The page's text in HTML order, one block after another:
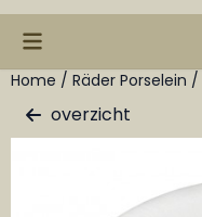
Home / Räder Porselein /
overzicht